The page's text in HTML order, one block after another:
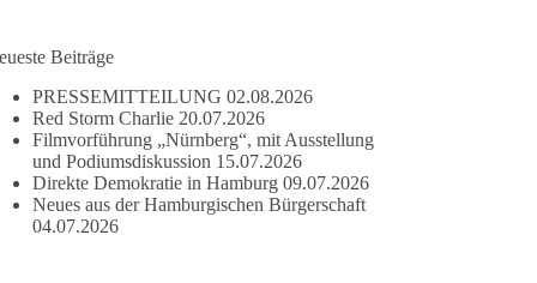
Beiträge
PRESSEMITTEILUNG 02.08.2026
Red Storm Charlie 20.07.2026
Filmvorführung „Nürnberg“, mit Ausstellung
und Podiumsdiskussion 15.07.2026
Direkte Demokratie in Hamburg 09.07.2026
Neues aus der Hamburgischen Bürgerschaft
04.07.2026